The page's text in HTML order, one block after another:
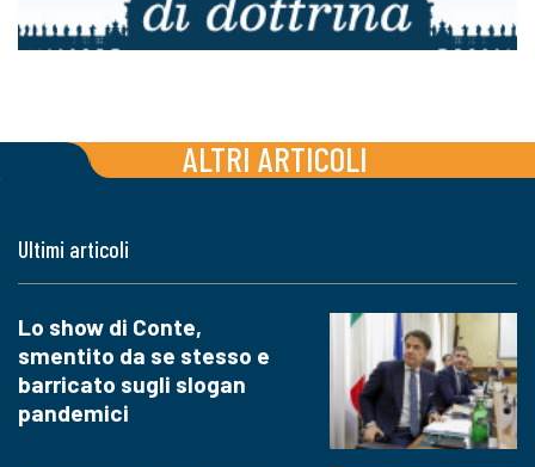
ALTRI ARTICOLI
Ultimi articoli
Lo show di Conte,
smentito da se stesso e
barricato sugli slogan
pandemici